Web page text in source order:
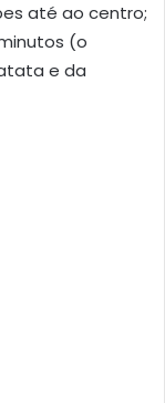
até ao centro;
(o
e da